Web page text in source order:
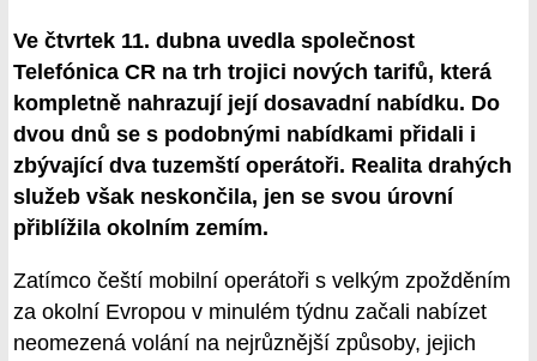
Ve čtvrtek 11. dubna uvedla společnost
Telefónica CR na trh trojici nových tarifů, která
kompletně nahrazují její dosavadní nabídku. Do
dvou dnů se s podobnými nabídkami přidali i
zbývající dva tuzemští operátoři. Realita drahých
služeb však neskončila, jen se svou úrovní
přiblížila okolním zemím.
Zatímco čeští mobilní operátoři s velkým zpožděním
za okolní Evropou v minulém týdnu začali nabízet
neomezená volání na nejrůznější způsoby, jejich